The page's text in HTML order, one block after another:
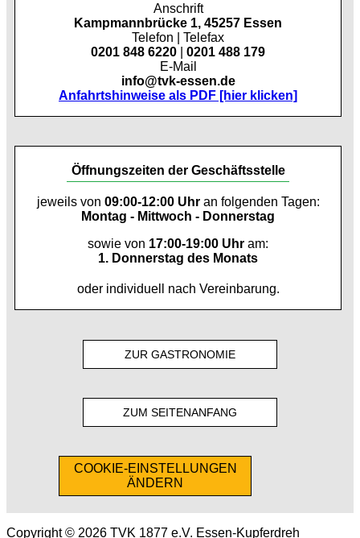
Anschrift
Kampmannbrücke 1, 45257 Essen
Telefon | Telefax
0201 848 6220
0201 488 179
E-Mail
info@tvk-essen.de
Anfahrtshinweise als PDF [hier klicken]
Öffnungszeiten der Geschäftsstelle
jeweils von 09:00-12:00 Uhran folgenden Tagen:
Montag - Mittwoch - Donnerstag
sowie von 17:00-19:00 Uhr am:
1. Donnerstag des Monats
oder individuell nach Vereinbarung.
ZUR GASTRONOMIE
ZUM SEITENANFANG
COOKIE-EINSTELLUNGEN
ÄNDERN
Copyright © 2026 TVK 1877 e.V. Essen-Kupferdreh